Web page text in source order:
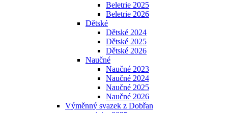
Beletrie 2025
Beletrie 2026
Dětské
Dětské 2024
Dětské 2025
Dětské 2026
Naučné
Naučné 2023
Naučné 2024
Naučné 2025
Naučné 2026
Výměnný svazek z Dobřan